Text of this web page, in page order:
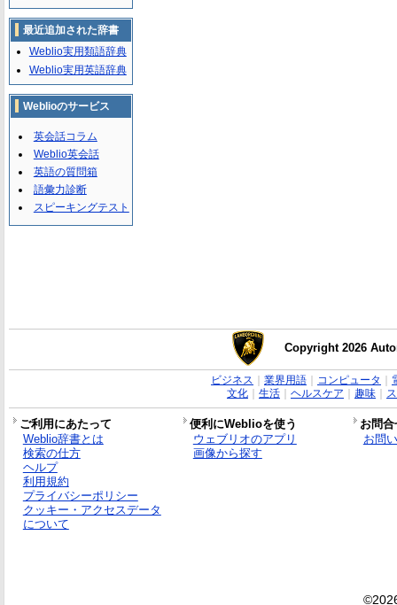
最近追加された辞書
Weblio実用類語辞典
Weblio実用英語辞典
Weblioのサービス
英会話コラム
Weblio英会話
英語の質問箱
語彙力診断
スピーキングテスト
Copyright 2026
ビジネス 業界用語｜ コンピュータ
文化｜ 生活｜ ヘルスケア 趣味｜
ご利用にあたって 便利にWeblioを使う
お問
Weblio辞書とは
検索の仕方
ヘルプ
利用規約
プライバシーポリシー
クッキー・アクセスデータ
について
ウェブリオのアプリ
画像から探す
お問